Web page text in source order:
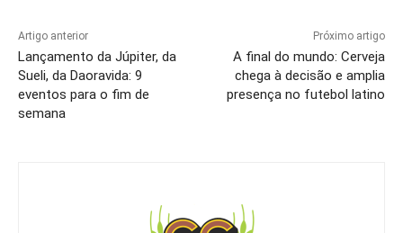
Artigo anterior
Lançamento da Júpiter, da
Sueli, da Daoravida: 9
eventos para o fim de
semana
Próximo artigo
A final do mundo: Cerveja
chega à decisão e amplia
presença no futebol latino